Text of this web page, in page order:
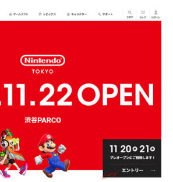
スの未来
説
ュニティ
分かる